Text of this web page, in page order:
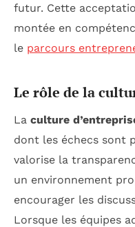
futur. Cette
montée en
le parcours
Le rôle de la
La culture
dont les échecs sont
valorise la
un environnement
encourager les
Lorsque les équipes